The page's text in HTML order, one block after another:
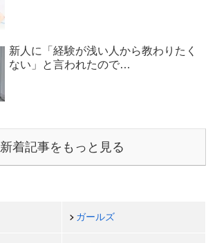
新人に「経験が浅い人から教わりたく
ない」と言われたので…
新着記事をもっと見る
ガールズ